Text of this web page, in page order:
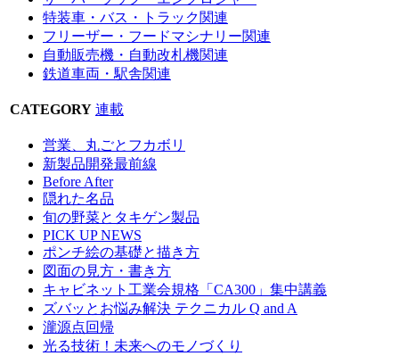
特装車・バス・トラック関連
フリーザー・フードマシナリー関連
自動販売機・自動改札機関連
鉄道車両・駅舎関連
CATEGORY 連載
営業、丸ごとフカボリ
新製品開発最前線
Before After
隠れた名品
旬の野菜とタキゲン製品
PICK UP NEWS
ポンチ絵の基礎と描き方
図面の見方・書き方
キャビネット工業会規格「CA300」集中講義
ズバッとお悩み解決 テクニカル Q and A
瀧源点回帰
光る技術！未来へのモノづくり